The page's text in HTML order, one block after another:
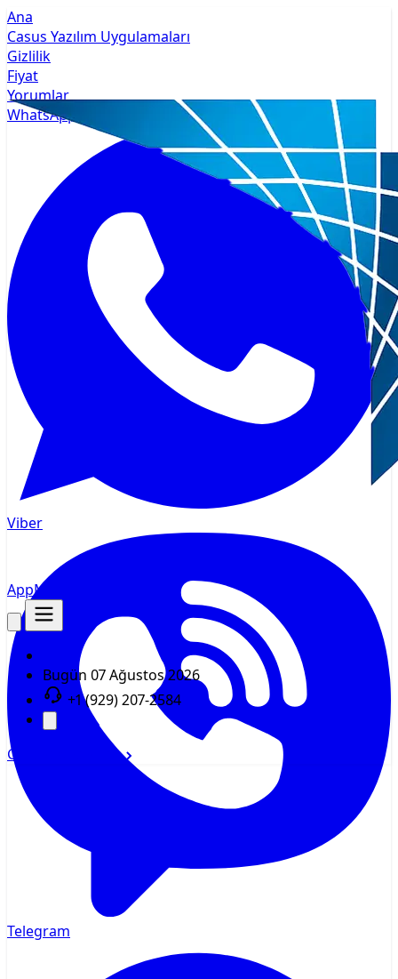
AppMsr
Bugün 07 Ağustos 2026
+1 (929) 207-2584
Giriş yap Kayıt ol
Ana
Casus Yazılım Uygulamaları
Gizlilik
Fiyat
Yorumlar
WhatsApp
Viber
Telegram